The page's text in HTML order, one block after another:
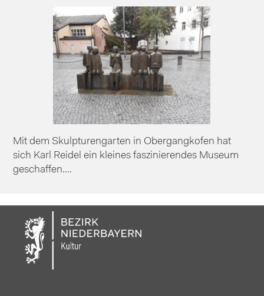
Mit dem Skulpturengarten in Obergangkofen hat
sich Karl Reidel ein kleines faszinierendes Museum
geschaffen....